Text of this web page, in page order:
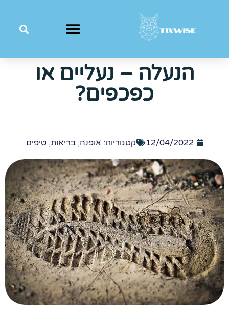
הנעלה – נעליים או
כפכפים?
12/04/2022 קטגוריות: אופנה,בריאות, טיפים